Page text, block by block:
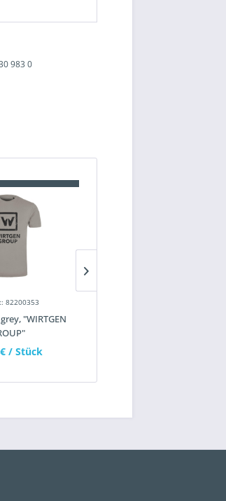
983 0
82200353
"WIRTGEN
/ Stück